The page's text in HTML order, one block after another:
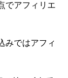
でアフィリエ
みではアフィ